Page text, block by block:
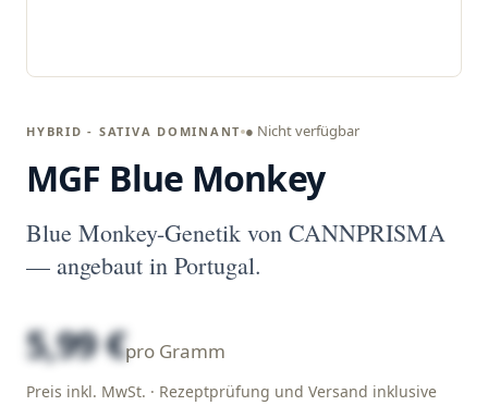
HYBRID - SATIVA DOMINANT ● Nicht verfügbar
MGF Blue Monkey
Blue Monkey-Genetik von CANNPRISMA
— angebaut in Portugal.
5,99 €pro Gramm
Preis inkl. MwSt. · Rezeptprüfung und Versand inklusive